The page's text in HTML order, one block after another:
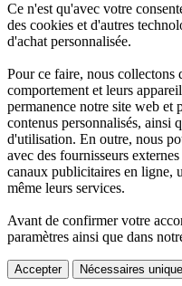
Ce n'est qu'avec votre
des cookies et d'autres
d'achat personnalisée.
Pour ce faire, nous collectons
comportement et leurs
permanence notre site web et
contenus personnalisés, ainsi
d'utilisation. En outre, nous
avec des fournisseurs
canaux publicitaires en ligne,
même leurs services.
Avant de confirmer votre
paramètres ainsi que dans
Accepter Nécessaires